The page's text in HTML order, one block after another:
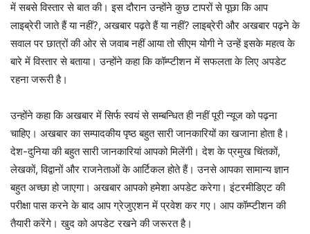
में सबसे विस्‍तार से बात की। इस दौरान उन्‍होंने कुछ टापरों से पूछा कि आप
लाइब्रेरी जाते हैं या नहीं?, अखबार पढ़ते हैं या नहीं? लाइब्रेरी और अखबार पढ़ने के
सवाल पर छात्रों की ओर से जवाब नहीं आया तो सीएम योगी ने उन्‍हें इसके महत्‍व के
बारे में विस्‍तार से बताया। उन्‍होंने कहा कि कॉम्‍प्‍टीशन में सफलता के लिए अपडेट
रहना जरूरी है।
उन्‍होंने कहा कि अखबार में सिर्फ स्‍वयं से सम्‍बन्धित ही नहीं पूरी न्‍यूज को पढ़ना
चाहिए। अखबार का सम्‍पादकीय पृष्‍ठ बहुत सारी जानकारियों का खजाना होता है।
देश-दुनिया की बहुत सारी जानकारियां आपको मिलेंगी। देश के प्रमुख चिंतकों,
लेखकों, विद्वानों और राजनेताओं के आर्टिकल होते हैं। उनसे आपका सामान्‍य ज्ञान
बहुत अच्‍छा हो जाएगा। अखबार आपको हमेशा अपडेट करेगा। इंटरमीडिएट की
परीक्षा पास करने के बाद आप ग्रेजुएशन में प्रवेश कर गए। आप कॉम्प्टीशन की
तैयारी करेंगे। खुद को अपडेट रखने की जरूरत है।